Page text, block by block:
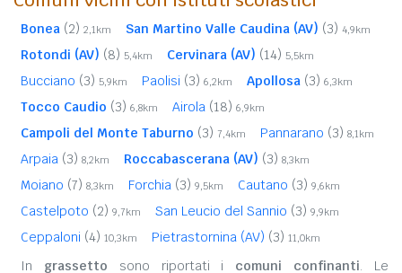
Bonea (2) 2,1km San Martino Valle Caudina (AV) (3) 4,9km
Rotondi (AV) (8) 5,4km Cervinara (AV) (14) 5,5km
Bucciano (3) 5,9km Paolisi (3) 6,2km Apollosa (3) 6,3km
Tocco Caudio (3) 6,8km Airola (18) 6,9km
Campoli del Monte Taburno (3) 7,4km Pannarano (3) 8,1km
Arpaia (3) 8,2km Roccabascerana (AV) (3) 8,3km
Moiano (7) 8,3km Forchia (3) 9,5km Cautano (3) 9,6km
Castelpoto (2) 9,7km San Leucio del Sannio (3) 9,9km
Ceppaloni (4) 10,3km Pietrastornina (AV) (3) 11,0km
In grassetto sono riportati i comuni confinanti. Le